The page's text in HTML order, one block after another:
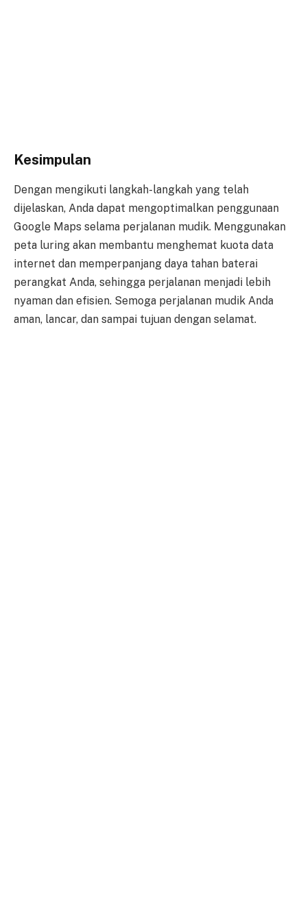
Kesimpulan
Dengan mengikuti langkah-langkah yang telah
dijelaskan, Anda dapat mengoptimalkan penggunaan
Google Maps selama perjalanan mudik. Menggunakan
peta luring akan membantu menghemat kuota data
internet dan memperpanjang daya tahan baterai
perangkat Anda, sehingga perjalanan menjadi lebih
nyaman dan efisien. Semoga perjalanan mudik Anda
aman, lancar, dan sampai tujuan dengan selamat.